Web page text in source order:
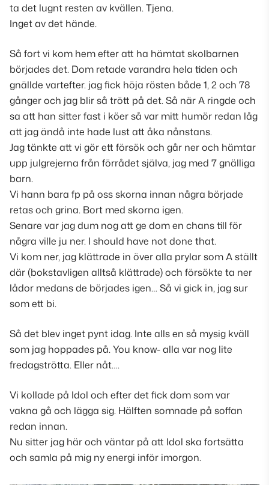
ta det lugnt resten av kvällen. Tjena.
Inget av det hände.
Så fort vi kom hem efter att ha hämtat skolbarnen
börjades det. Dom retade varandra hela tiden och
gnällde vartefter. jag fick höja rösten både 1, 2 och 78
gånger och jag blir så trött på det. Så när A ringde och
sa att han sitter fast i köer så var mitt humör redan låg
att jag ändå inte hade lust att åka nånstans.
Jag tänkte att vi gör ett försök och går ner och hämtar
upp julgrejerna från förrådet själva, jag med 7 gnälliga
barn.
Vi hann bara fp på oss skorna innan några började
retas och grina. Bort med skorna igen.
Senare var jag dum nog att ge dom en chans till för
några ville ju ner. I should have not done that.
Vi kom ner, jag klättrade in över alla prylar som A ställt
där(bokstavligen alltså klättrade)och försökte ta ner
lådor medans de börjades igen… Så vi gick in, jag sur
som ett bi.
Så det blev inget pynt idag. Inte alls en så mysig kväll
som jag hoppades på. You know- alla var nog lite
fredagströtta. Eller nåt….
Vi kollade på Idol och efter det fick dom som var
vakna gå och lägga sig. Hälften somnade på soffan
redan innan.
Nu sitter jag här och väntar på att Idol ska fortsätta
och samla på mig ny energi inför imorgon.